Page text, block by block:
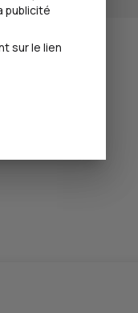
18h00
publicité
sur le lien